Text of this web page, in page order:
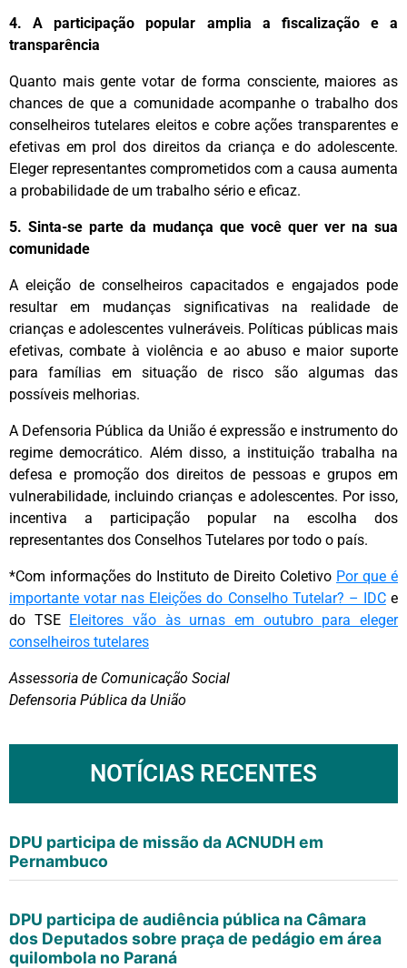
4. A participação popular amplia a fiscalização e a
transparência
Quanto mais gente votar de forma consciente, maiores as
chances de que a comunidade acompanhe o trabalho dos
conselheiros tutelares eleitos e cobre ações transparentes e
efetivas em prol dos direitos da criança e do adolescente.
Eleger representantes comprometidos com a causa aumenta
a probabilidade de um trabalho sério e eficaz.‌
5. Sinta-se parte da mudança que você quer ver na sua
comunidade
A eleição de conselheiros capacitados e engajados pode
resultar em mudanças significativas na realidade de
crianças e adolescentes vulneráveis. Políticas públicas mais
efetivas, combate à violência e ao abuso e maior suporte
para famílias em situação de risco são algumas das
possíveis melhorias.‌
A Defensoria Pública da União é expressão e instrumento do
regime democrático. Além disso, a instituição trabalha na
defesa e promoção dos direitos de pessoas e grupos em
vulnerabilidade, incluindo crianças e adolescentes. Por isso,
incentiva a participação popular na escolha dos
representantes dos Conselhos Tutelares por todo o país.‌
*Com informações do Instituto de Direito Coletivo Por que é
importante votar nas Eleições do Conselho Tutelar? – IDCe
do TSE Eleitores vão às urnas em outubro para eleger
conselheiros tutelares
Assessoria de Comunicação Social
Defensoria Pública da União
NOTÍCIAS RECENTES
DPU participa de missão da ACNUDH em
Pernambuco
DPU participa de audiência pública na Câmara
dos Deputados sobre praça de pedágio em área
quilombola no Paraná